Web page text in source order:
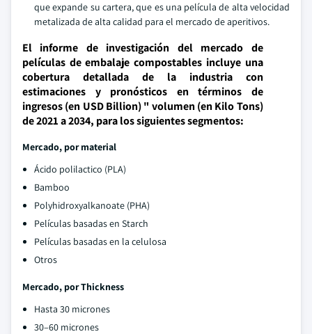
que expande su cartera, que es una película de alta velocidad
metalizada de alta calidad para el mercado de aperitivos.
El informe de investigación del mercado de
películas de embalaje compostables incluye una
cobertura detallada de la industria con
estimaciones y pronósticos en términos de
ingresos (en USD Billion) " volumen (en Kilo Tons)
de 2021 a 2034, para los siguientes segmentos:
Mercado, por material
Ácido polilactico (PLA)
Bamboo
Polyhidroxyalkanoate (PHA)
Películas basadas en Starch
Películas basadas en la celulosa
Otros
Mercado, por Thickness
Hasta 30 micrones
30–60 micrones